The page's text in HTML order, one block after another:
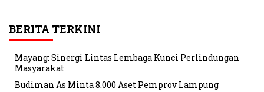
BERITA TERKINI
Mayang: Sinergi Lintas Lembaga Kunci Perlindungan
Masyarakat
Budiman As Minta 8.000 Aset Pemprov Lampung